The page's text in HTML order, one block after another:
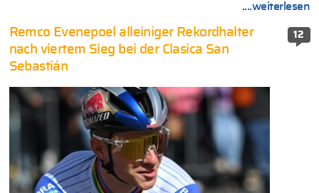
....weiterlesen
12
Remco Evenepoel alleiniger Rekordhalter
nach viertem Sieg bei der Clasica San
Sebastián